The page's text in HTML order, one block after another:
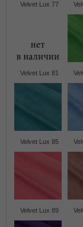
Velvet Lux 77
Velvet Lux 81
Velvet Lux 85
Velvet Lux 89